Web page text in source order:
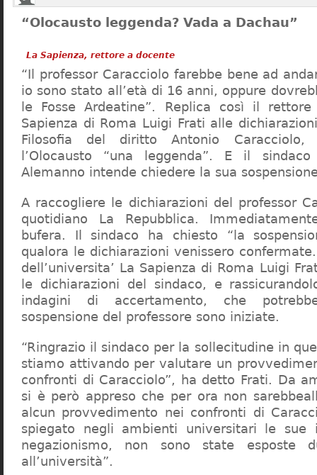
“Olocausto leggenda? Vada a Dachau”
La Sapienza, rettore a docente
“Il professor Caracciolo farebbe bene ad
io sono stato all’età di 16 anni, oppure
le Fosse Ardeatine”. Replica così il rettore
Sapienza di Roma Luigi Frati alle
Filosofia del diritto Antonio
l’Olocausto “una leggenda”. E il
Alemanno intende chiedere la sua
A raccogliere le dichiarazioni del professor
quotidiano La Repubblica.
bufera. Il sindaco ha chiesto “la
qualora le dichiarazioni venissero
dell’universita’ La Sapienza di Roma Luigi
le dichiarazioni del sindaco, e
indagini di accertamento, che
sospensione del professore sono iniziate.
“Ringrazio il sindaco per la sollecitudine in
stiamo attivando per valutare un
confronti di Caracciolo”, ha detto Frati. Da
si è però appreso che per ora non
alcun provvedimento nei confronti di
spiegato negli ambienti universitari le sue
negazionismo, non sono state esposte
all’università”.